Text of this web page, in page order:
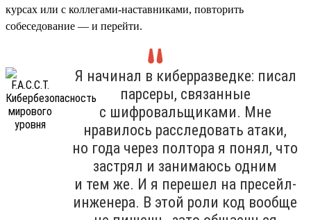
курсах или с коллегами-наставниками, повторить
собеседование — и перейти.
Я начинал в киберразведке: писал
парсеры, связанные
с шифровальщиками. Мне
нравилось расследовать атаки,
но года через полтора я понял, что
застрял и занимаюсь одним
и тем же. И я перешел на пресейл-
инженера. В этой роли код вообще